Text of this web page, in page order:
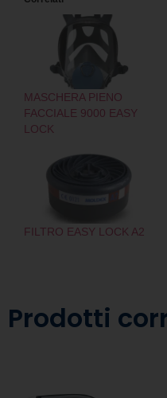
MASCHERA PIENO
FACCIALE 9000 EASY
LOCK
FILTRO EASY LOCK A2
Prodotti